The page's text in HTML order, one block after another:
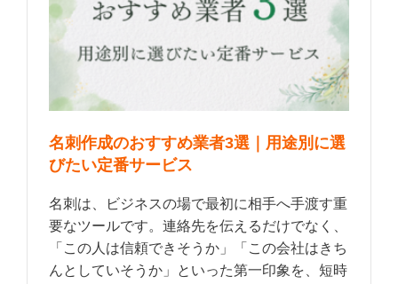
名刺作成のおすすめ業者3選｜用途別に選
びたい定番サービス
名刺は、ビジネスの場で最初に相手へ手渡す重
要なツールです。連絡先を伝えるだけでなく、
「この人は信頼できそうか」「この会社はきち
んとしていそうか」といった第一印象を、短時